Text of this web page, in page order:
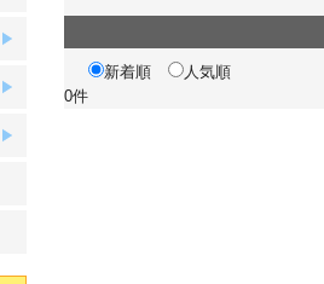
新着順
人気順
0件